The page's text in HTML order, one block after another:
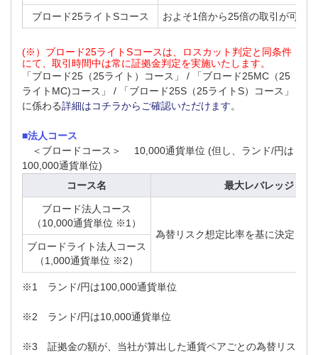
ブロード25ライトSコース およそ1倍から25倍の取引が可能
(※）ブロード25ライトSコースは、ロスカット判定と同条件
にて、取引時間中は常に証拠金判定を実施いたします。
「ブロード25（25ライト）コース」 / 「ブロード25MC（25
ライトMC)コース」 / 「ブロード25S（25ライトS）コース」
に係わる詳細はコチラからご確認いただけます。
■法人コース
＜ブロードコース＞
10,000通貨単位 (但し、ランド/円は
100,000通貨単位)
コース名
最大レバレッジ
ブロード法人コース
（10,000通貨単位 ※1）
為替リスク想定比率を基に決定さ
ブロードライト法人コース
（1,000通貨単位 ※2）
※1 ランド/円は100,000通貨単位
※2 ランド/円は10,000通貨単位
※3 証拠金の額が、当社が算出した通貨ペアごとの為替リス